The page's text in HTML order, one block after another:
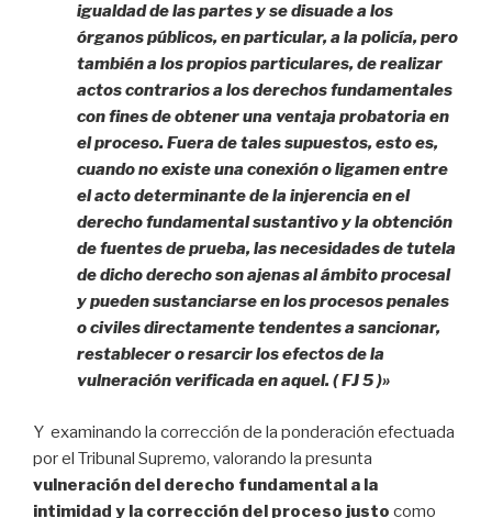
igualdad de las partes y se disuade a los
órganos públicos, en particular, a la policía, pero
también a los propios particulares, de realizar
actos contrarios a los derechos fundamentales
con fines de obtener una ventaja probatoria en
el proceso. Fuera de tales supuestos, esto es,
cuando no existe una conexión o ligamen entre
el acto determinante de la injerencia en el
derecho fundamental sustantivo y la obtención
de fuentes de prueba, las necesidades de tutela
de dicho derecho son ajenas al ámbito procesal
y pueden sustanciarse en los procesos penales
o civiles directamente tendentes a sancionar,
restablecer o resarcir los efectos de la
vulneración verificada en aquel. ( FJ 5 )»
Y examinando la corrección de la ponderación efectuada
por el Tribunal Supremo, valorando la presunta
vulneración del derecho fundamental a la
intimidad y la corrección del proceso justo como